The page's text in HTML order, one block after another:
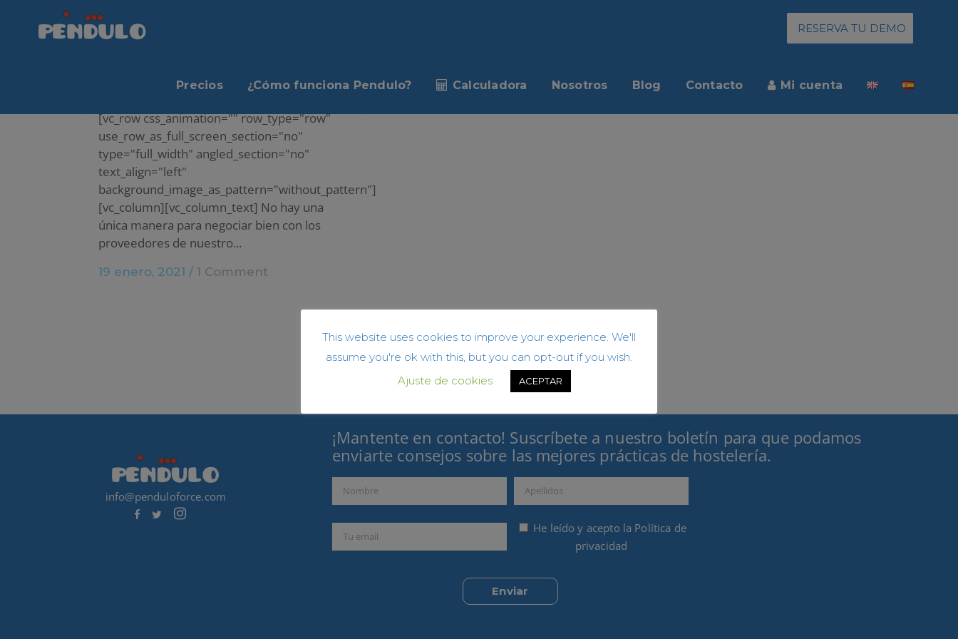
RESERVA TU DEMO
Precios ¿Cómo funciona Pendulo? Calculadora Nosotros Blog Contacto Mi cuenta
CÓMO NEGOCIAR CON PROVEEDORES EN
TU RESTAURANTE
[vc_row css_animation="" row_type="row"
use_row_as_full_screen_section="no"
type="full_width" angled_section="no"
text_align="left"
background_image_as_pattern="without_pattern"]
[vc_column][vc_column_text] No hay una
única manera para negociar bien con los
proveedores de nuestro...
19 enero, 2021 / 1 Comment
info@penduloforce.com
¡Mantente en contacto! Suscríbete a nuestro boletín para que podamos
enviarte consejos sobre las mejores prácticas de hostelería.
He leído y acepto la Política de
privacidad
This website uses cookies to improve your experience. We'll
assume you're ok with this, but you can opt-out if you wish.
Ajuste de cookies
ACEPTAR